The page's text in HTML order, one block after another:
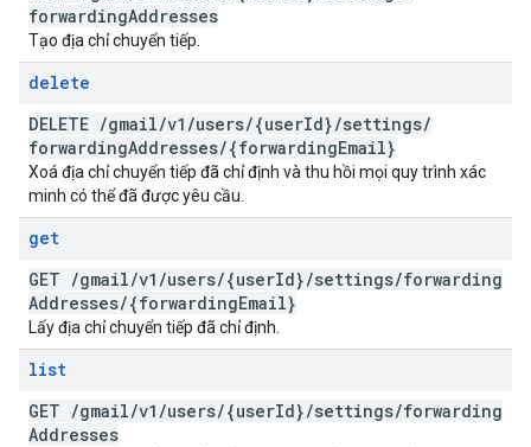
forwardingAddresses
Tạo địa chỉ chuyển tiếp.
delete
DELETE /gmail/v1 /users/{userId}/settings/
forwardingAddresses/{forwardingEmail}
Xoá địa chỉ chuyển tiếp đã chỉ định và thu hồi mọi quy trình xác
minh có thể đã được yêu cầu.
get
GET /gmail/v1 /users/{userId}/settings/forwarding
Addresses/{forwardingEmail}
Lấy địa chỉ chuyển tiếp đã chỉ định.
list
GET /gmail/v1 /users/{userId}/settings/forwarding
Addresses